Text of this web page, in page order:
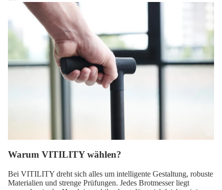
Warum VITILITY wählen?
Bei VITILITY dreht sich alles um intelligente Gestaltung, robuste
Materialien und strenge Prüfungen. Jedes Brotmesser liegt